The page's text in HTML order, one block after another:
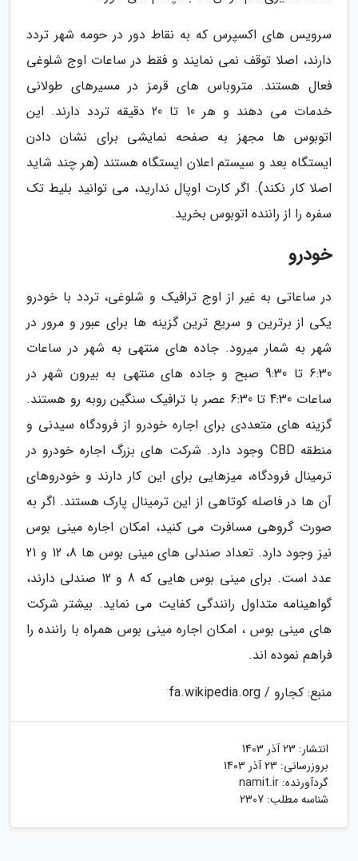
سرویس های اکسپرس که به نقاط دور در حومه شهر تردد
دارند، اصلا توقف نمی نمایند و فقط در ساعات اوج شلوغی
فعال هستند. متروباس های قرمز در مسیرهای طولانی
خدمات می دهند و هر 10 تا 20 دقیقه تردد دارند. این
اتوبوس ها مجهز به صفحه نمایشی برای نشان دادن
ایستگاه بعد و سیستم اعلان ایستگاه هستند (هر چند شاید
اصلا کار نکند). اگر کارت اوپال ندارید، می توانید بلیط تک
سفره را از راننده اتوبوس بخرید.
خودرو
در ساعاتی به غیر از اوج ترافیک و شلوغی، تردد با خودرو
یکی از برترین و سریع ترین گزینه ها برای عبور و مرور در
شهر به شمار میرود. جاده های منتهی به شهر در ساعات
6:30 تا 9:30 صبح و جاده های منتهی به بیرون شهر در
ساعات 4:30 تا 6:30 عصر با ترافیک سنگین روبه رو هستند.
گزینه های متعددی برای اجاره خودرو از فرودگاه سیدنی و
منطقه CBD وجود دارد. شرکت های بزرگ اجاره خودرو در
ترمینال فرودگاه، میزهایی برای این کار دارند و خودروهای
آن ها در فاصله کوتاهی از این ترمینال پارک هستند. اگر به
صورت گروهی مسافرت می کنید، امکان اجاره مینی بوس
نیز وجود دارد. تعداد صندلی های مینی بوس ها 8، 12 و 21
عدد است. برای مینی بوس هایی که 8 و 12 صندلی دارند،
گواهینامه متداول رانندگی کفایت می نماید. بیشتر شرکت
های مینی بوس ، امکان اجاره مینی بوس همراه با راننده را
فراهم نموده اند.
منبع: کجارو / fa.wikipedia.org
انتشار: 23 آذر 1403
بروزرسانی: 23 آذر 1403
گردآورنده: namit.ir
شناسه مطلب: 2307